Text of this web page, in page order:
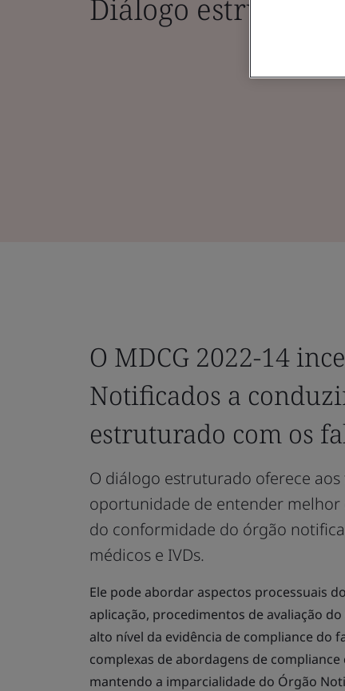
Diálogo estruturado
O MDCG 2022-14
Notificados a
estruturado com os
O diálogo estruturado oferece aos
oportunidade de entender melhor
do conformidade do órgão
médicos e IVDs.
Ele pode abordar aspectos processuais
aplicação, procedimentos de avaliação
alto nível da evidência de compliance do
complexas de abordagens de
mantendo a imparcialidade do Órgão